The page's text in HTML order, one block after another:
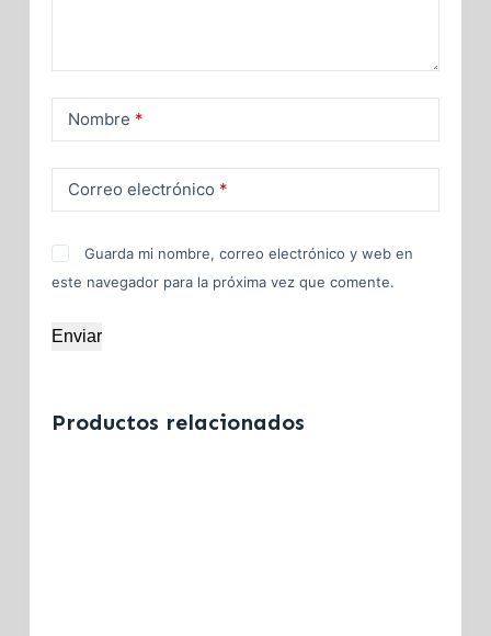
Nombre *
Correo electrónico *
Guarda mi nombre, correo electrónico y web en
este navegador para la próxima vez que comente.
Enviar
Productos relacionados